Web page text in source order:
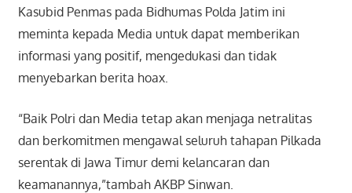
Kasubid Penmas pada Bidhumas Polda Jatim ini
meminta kepada Media untuk dapat memberikan
informasi yang positif, mengedukasi dan tidak
menyebarkan berita hoax.
“Baik Polri dan Media tetap akan menjaga netralitas
dan berkomitmen mengawal seluruh tahapan Pilkada
serentak di Jawa Timur demi kelancaran dan
keamanannya,”tambah AKBP Sinwan.